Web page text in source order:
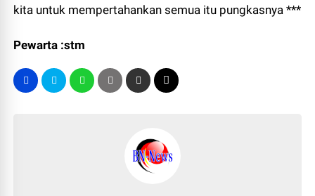
kita untuk mempertahankan semua itu pungkasnya ***
Pewarta :stm